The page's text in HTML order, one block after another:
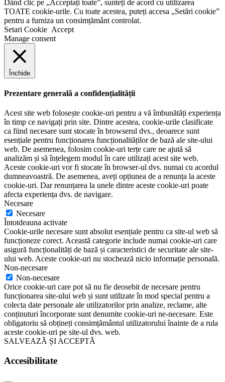
Dând clic pe „Acceptați toate”, sunteți de acord cu utilizarea
TOATE cookie-urile. Cu toate acestea, puteți accesa „Setări cookie”
pentru a furniza un consimțământ controlat.
Setari Cookie Accept
Manage consent
Închide
Prezentare generală a confidențialității
Acest site web folosește cookie-uri pentru a vă îmbunătăți experiența
în timp ce navigați prin site. Dintre acestea, cookie-urile clasificate
ca fiind necesare sunt stocate în browserul dvs., deoarece sunt
esențiale pentru funcționarea funcționalităților de bază ale site-ului
web. De asemenea, folosim cookie-uri terțe care ne ajută să
analizăm și să înțelegem modul în care utilizați acest site web.
Aceste cookie-uri vor fi stocate în browser-ul dvs. numai cu acordul
dumneavoastră. De asemenea, aveți opțiunea de a renunța la aceste
cookie-uri. Dar renunțarea la unele dintre aceste cookie-uri poate
afecta experiența dvs. de navigare.
Necesare
Necesare
Întotdeauna activate
Cookie-urile necesare sunt absolut esențiale pentru ca site-ul web să
funcționeze corect. Această categorie include numai cookie-uri care
asigură funcționalități de bază și caracteristici de securitate ale site-
ului web. Aceste cookie-uri nu stochează nicio informație personală.
Non-necesare
Non-necesare
Orice cookie-uri care pot să nu fie deosebit de necesare pentru
funcționarea site-ului web și sunt utilizate în mod special pentru a
colecta date personale ale utilizatorilor prin analize, reclame, alte
conținuturi încorporate sunt denumite cookie-uri ne-necesare. Este
obligatoriu să obțineți consimțământul utilizatorului înainte de a rula
aceste cookie-uri pe site-ul dvs. web.
SALVEAZĂ ȘI ACCEPTĂ
Accesibilitate